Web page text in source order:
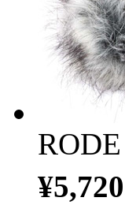
RODE
¥5,720